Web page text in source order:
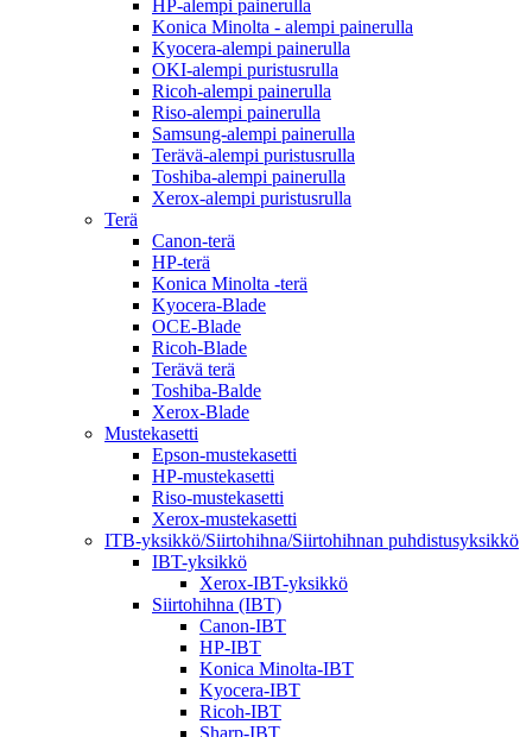
HP-alempi painerulla
Konica Minolta - alempi painerulla
Kyocera-alempi painerulla
OKI-alempi puristusrulla
Ricoh-alempi painerulla
Riso-alempi painerulla
Samsung-alempi painerulla
Terävä-alempi puristusrulla
Toshiba-alempi painerulla
Xerox-alempi puristusrulla
Terä
Canon-terä
HP-terä
Konica Minolta -terä
Kyocera-Blade
OCE-Blade
Ricoh-Blade
Terävä terä
Toshiba-Balde
Xerox-Blade
Mustekasetti
Epson-mustekasetti
HP-mustekasetti
Riso-mustekasetti
Xerox-mustekasetti
ITB-yksikkö/Siirtohihna/Siirtohihnan puhdistusyksikkö
IBT-yksikkö
Xerox-IBT-yksikkö
Siirtohihna (IBT)
Canon-IBT
HP-IBT
Konica Minolta-IBT
Kyocera-IBT
Ricoh-IBT
Sharp-IBT